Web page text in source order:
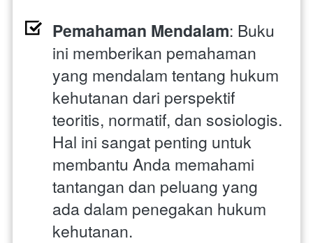
Pemahaman Mendalam: Buku
ini memberikan pemahaman
yang mendalam tentang hukum
kehutanan dari perspektif
teoritis, normatif, dan sosiologis.
Hal ini sangat penting untuk
membantu Anda memahami
tantangan dan peluang yang
ada dalam penegakan hukum
kehutanan.